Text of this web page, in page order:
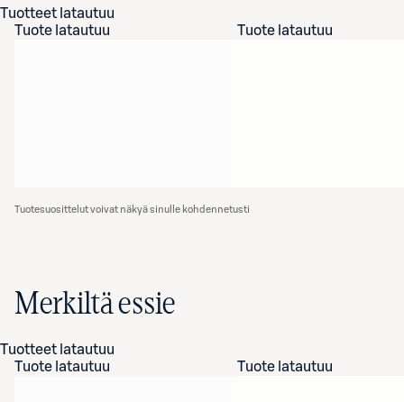
Tuotteet latautuu
Tuote latautuu
Tuote latautuu
Tuotesuosittelut voivat näkyä sinulle kohdennetusti
Merkiltä essie
Tuotteet latautuu
Tuote latautuu
Tuote latautuu